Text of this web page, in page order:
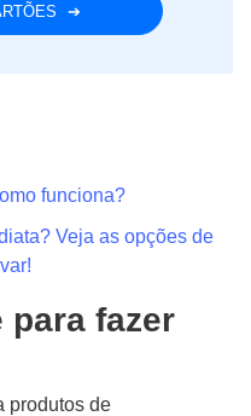
funciona?
Veja as opções de
para fazer
produtos de